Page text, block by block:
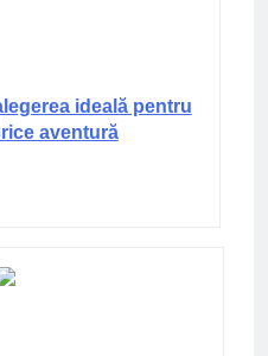
ideală pentru
aventură